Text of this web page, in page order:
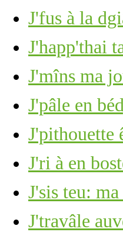
J'fus à la
J'happ'thai
J'mîns ma
J'pâle en
J'pithouette
J'ri à en
J'sis teu:
J'travâle